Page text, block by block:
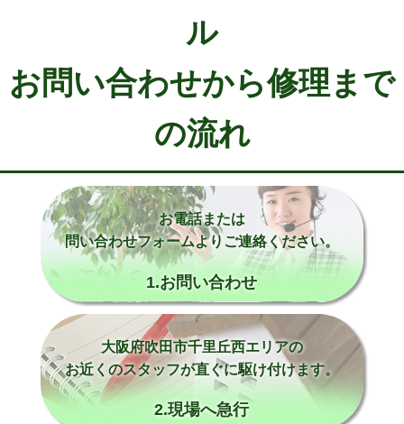
ル
お問い合わせから修理まで
の流れ
お電話または
問い合わせフォームよりご連絡ください。
1.お問い合わせ
大阪府吹田市千里丘西エリアの
お近くのスタッフが直ぐに駆け付けます。
2.現場へ急行